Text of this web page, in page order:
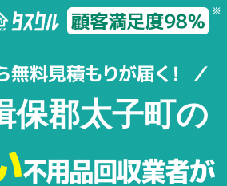
保郡太子町の